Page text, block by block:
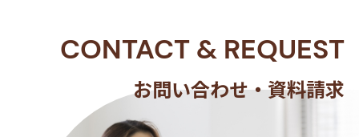
CONTACT & REQUEST
お問い合わせ・資料請求